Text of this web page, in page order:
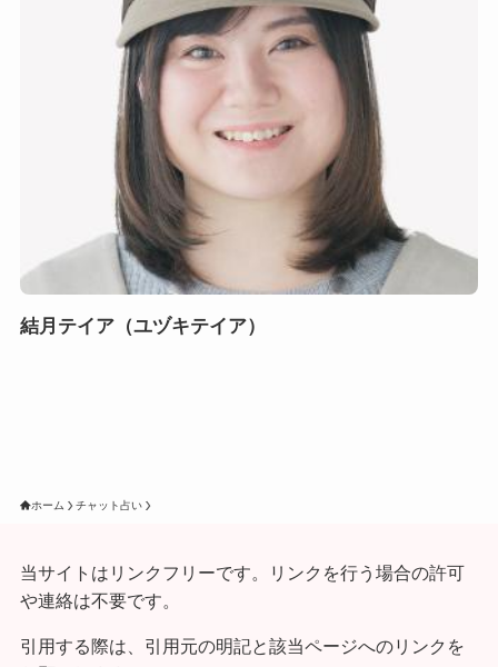
結月テイア（ユヅキテイア）
ホーム チャット占い
当サイトはリンクフリーです。リンクを行う場合の許可
や連絡は不要です。
引用する際は、引用元の明記と該当ページへのリンクを